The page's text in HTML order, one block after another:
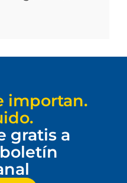
importan.
gratis a